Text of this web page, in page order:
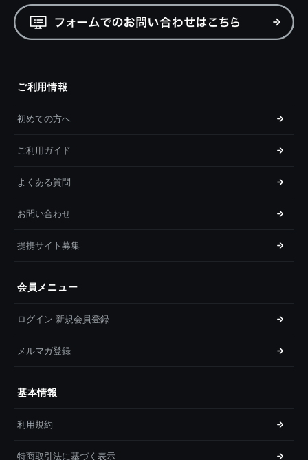
ご利用情報
初めての方へ
ご利用ガイド
よくある質問
お問い合わせ
提携サイト募集
会員メニュー
ログイン 新規会員登録
メルマガ登録
基本情報
利用規約
特商取引法に基づく表示